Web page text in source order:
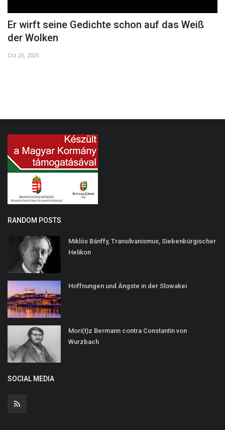
Er wirft seine Gedichte schon auf das Weiß
der Wolken
Oct 26, 2025
RANDOM POSTS
Miklós Bánffy, Transilvanismus, Siebenbürgischer
Helikon
Hoffnungen und Ängste in der Slowakei
Mori(t)z Bermann contra Constantin von
Wurzbach
SOCIAL MEDIA